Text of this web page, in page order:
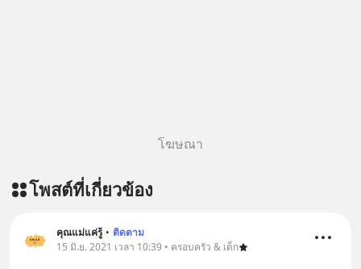
โฆษณา
โพสต์ที่เกี่ยวข้อง
คุณแม่แค่รู้ • ติดตาม
15 มิ.ย. 2021 เวลา 10:39 • ครอบครัว & เด็ก